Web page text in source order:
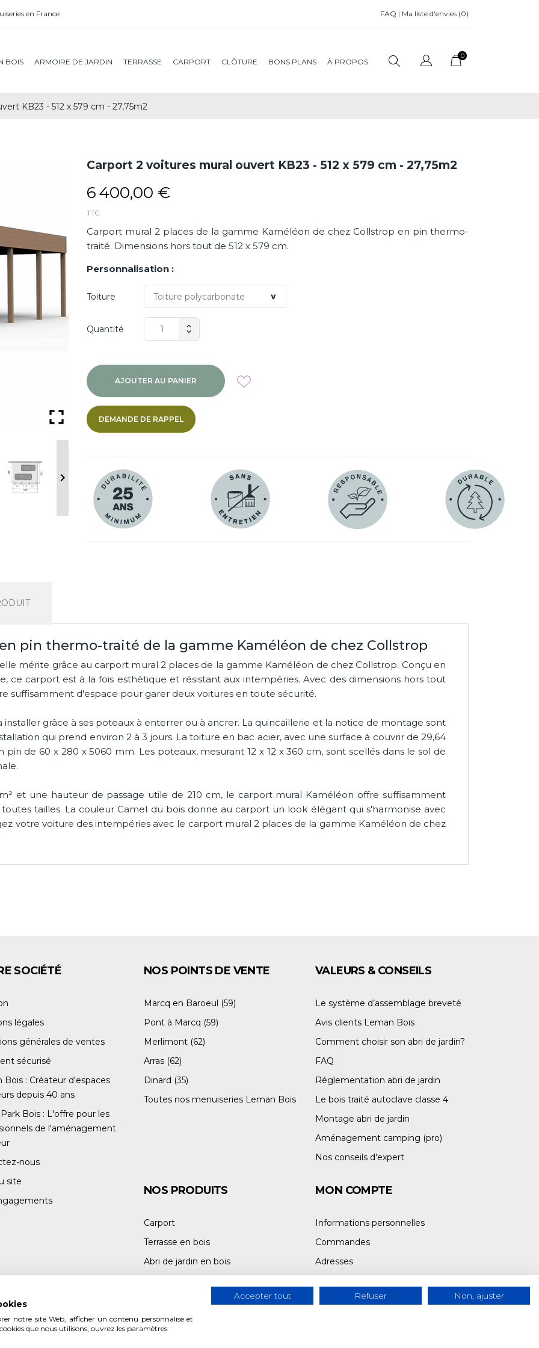
en France FAQ | Ma liste d'envies (0)
BOIS ARMOIRE DE JARDIN TERRASSE CARPORT CLÔTURE BONS PLANS À PROPOS
0
KB23 - 512 x 579 cm - 27,75m2


Carport 2 voitures mural ouvert KB23 - 512 x 579 cm - 27,75m2
6 400,00 €
TTC
Carport mural 2 places de la gamme Kaméléon de chez Collstrop en pin thermo-
traité. Dimensions hors tout de 512 x 579 cm.
Personnalisation :
Toiture
Quantité
AJOUTER AU PANIER
DEMANDE DE RAPPEL
pin thermo-traité de la gamme Kaméléon de chez Collstrop
mérite grâce au carport mural 2 places de la gamme Kaméléon de chez Collstrop. Conçu en
ce carport est à la fois esthétique et résistant aux intempéries. Avec des dimensions hors tout
suffisamment d'espace pour garer deux voitures en toute sécurité.
grâce à ses poteaux à enterrer ou à ancrer. La quincaillerie et la notice de montage sont
qui prend environ 2 à 3 jours. La toiture en bac acier, avec une surface à couvrir de 29,64
de 60 x 280 x 5060 mm. Les poteaux, mesurant 12 x 12 x 360 cm, sont scellés dans le sol de
et une hauteur de passage utile de 210 cm, le carport mural Kaméléon offre suffisamment
tailles. La couleur Camel du bois donne au carport un look élégant qui s'harmonise avec
votre voiture des intempéries avec le carport mural 2 places de la gamme Kaméléon de chez
SOCIÉTÉ
légales
générales de ventes
sécurisé
Bois : Créateur d'espaces
depuis 40 ans
Bois : L'offre pour les
de l'aménagement
nous
site
NOS POINTS DE VENTE
Marcq en Baroeul (59)
Pont à Marcq (59)
Merlimont (62)
Arras (62)
Dinard (35)
Toutes nos menuiseries Leman Bois
VALEURS & CONSEILS
Le système d’assemblage breveté
Avis clients Leman Bois
Comment choisir son abri de jardin?
FAQ
Réglementation abri de jardin
Le bois traité autoclave classe 4
Montage abri de jardin
Aménagement camping (pro)
Nos conseils d'expert
NOS PRODUITS
Carport
Terrasse en bois
Abri de jardin en bois
MON COMPTE
Informations personnelles
Commandes
Adresses
notre site Web, afficher un contenu personnalisé et
que nous utilisons, ouvrez les paramètres.
Accepter tout Refuser Non, ajuster